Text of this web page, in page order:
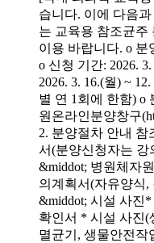
습니다. 이에 다음
는 교육용 참조균주
이용 바랍니다. o
o 신청 기간: 2026.
2026. 3. 16.(월) ~
별 연 1회에 한함) o
원온라인분양창구
2. 분양절차 안내 참
서(분양신청자는 강
&middot; 병원체자
의계획서(자유양식,
&middot; 시설 사진
확인서 * 시설 사진(
멸균기, 생물안전작